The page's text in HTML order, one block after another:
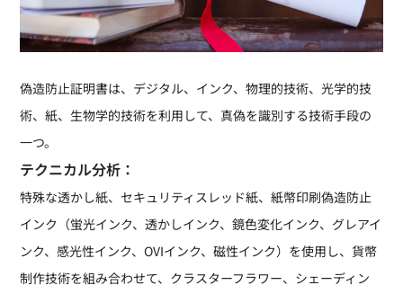
偽造防止証明書は、デジタル、インク、物理的技術、光学的技
術、紙、生物学的技術を利用して、真偽を識別する技術手段の
一つ。
テクニカル分析：
特殊な透かし紙、セキュリティスレッド紙、紙幣印刷偽造防止
インク（蛍光インク、透かしインク、鏡色変化インク、グレアイ
ンク、感光性インク、OVIインク、磁性インク）を使用し、貨幣
制作技術を組み合わせて、クラスターフラワー、シェーディン